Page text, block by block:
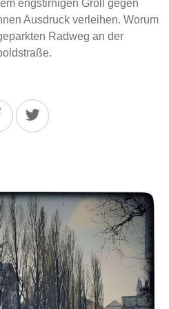
engstirnigen Groll gegen
Ausdruck verleihen. Worum
Radweg an der